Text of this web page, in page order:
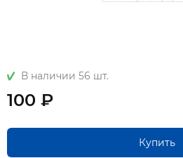
В наличии 56 шт.
100 ₽
Купить